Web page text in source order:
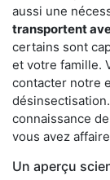
aussi une
transportent
certains sont
et votre famille.
contacter notre
connaissance
vous avez
Un aperçu